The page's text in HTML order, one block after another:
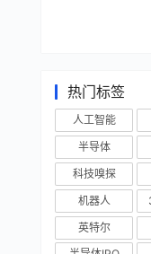
热门标签
人工智能
半导体
科技嗅探
机器人
英特尔